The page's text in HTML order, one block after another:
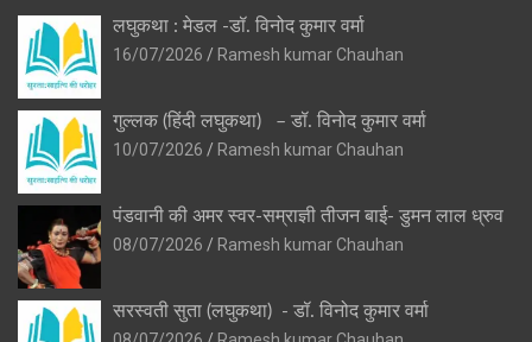
लघुकथा : मेडल -डॉ. विनोद कुमार वर्मा
16/07/2026
Ramesh kumar Chauhan
गुल्लक (हिंदी लघुकथा) – डॉ. विनोद कुमार वर्मा
10/07/2026
Ramesh kumar Chauhan
पंडवानी की अमर स्वर-सम्राज्ञी तीजन बाई- डुमन लाल ध्रुव
08/07/2026
Ramesh kumar Chauhan
सरस्वती सुता (लघुकथा) ​- डॉ. विनोद कुमार वर्मा